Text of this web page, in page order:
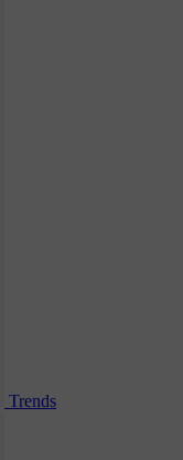
Trends